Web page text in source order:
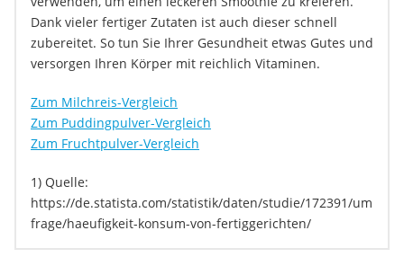
Dank vieler fertiger Zutaten ist auch dieser schnell
zubereitet. So tun Sie Ihrer Gesundheit etwas Gutes und
versorgen Ihren Körper mit reichlich Vitaminen.
Zum Milchreis-Vergleich
Zum Puddingpulver-Vergleich
Zum Fruchtpulver-Vergleich
1) Quelle:
https://de.statista.com/statistik/daten/studie/172391/um
frage/haeufigkeit-konsum-von-fertiggerichten/